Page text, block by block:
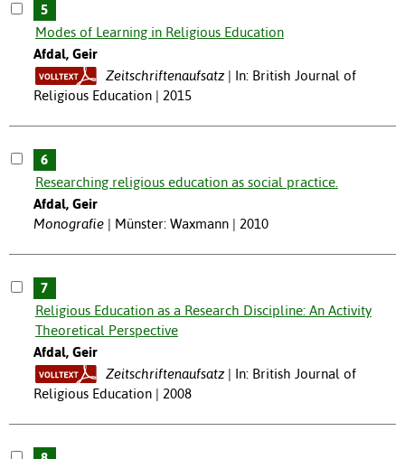
5
Modes of Learning in Religious Education
Afdal, Geir
Zeitschriftenaufsatz
In: British Journal of
Religious Education | 2015
6
Researching religious education as social practice.
Afdal, Geir
Monografie
Münster: Waxmann | 2010
7
Religious Education as a Research Discipline: An Activity
Theoretical Perspective
Afdal, Geir
Zeitschriftenaufsatz
In: British Journal of
Religious Education | 2008